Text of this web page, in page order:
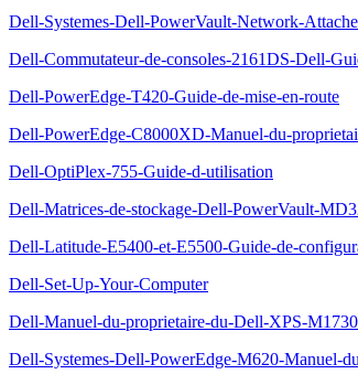
Dell-Systemes-Dell-PowerVault-Network-
Dell-Commutateur-de-consoles-2161DS-Dell-
Dell-PowerEdge-T420-Guide-de-mise-en-route
Dell-PowerEdge-C8000XD-Manuel-du-
Dell-OptiPlex-755-Guide-d-utilisation
Dell-Matrices-de-stockage-Dell-PowerVault-
Dell-Latitude-E5400-et-E5500-Guide-de-
Dell-Set-Up-Your-Computer
Dell-Manuel-du-proprietaire-du-Dell-XPS-
Dell-Systemes-Dell-PowerEdge-M620-Manuel-